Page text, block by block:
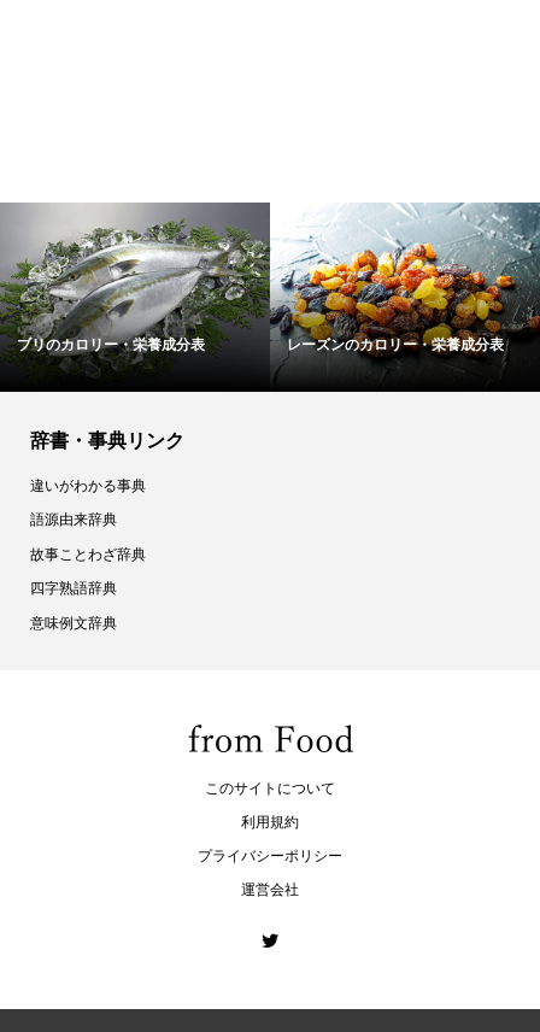
・栄養成分表 レーズンのカロリー・栄養成分表 ツナ缶のカ
辞書・事典リンク
違いがわかる事典
語源由来辞典
故事ことわざ辞典
四字熟語辞典
意味例文辞典
このサイトについて
利用規約
プライバシーポリシー
運営会社